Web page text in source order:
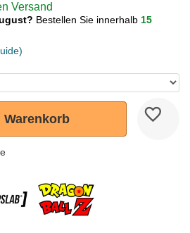
Versand
Bestellen Sie innerhalb 15
Warenkorb